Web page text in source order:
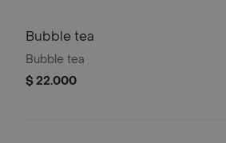
Bubble tea
Bubble tea
$ 22.000